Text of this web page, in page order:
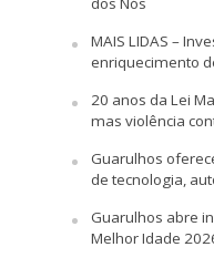
MAIS LIDAS –
enriquecimento
20 anos da Lei
mas violência
Guarulhos
de tecnologia,
Guarulhos abre
Melhor Idade